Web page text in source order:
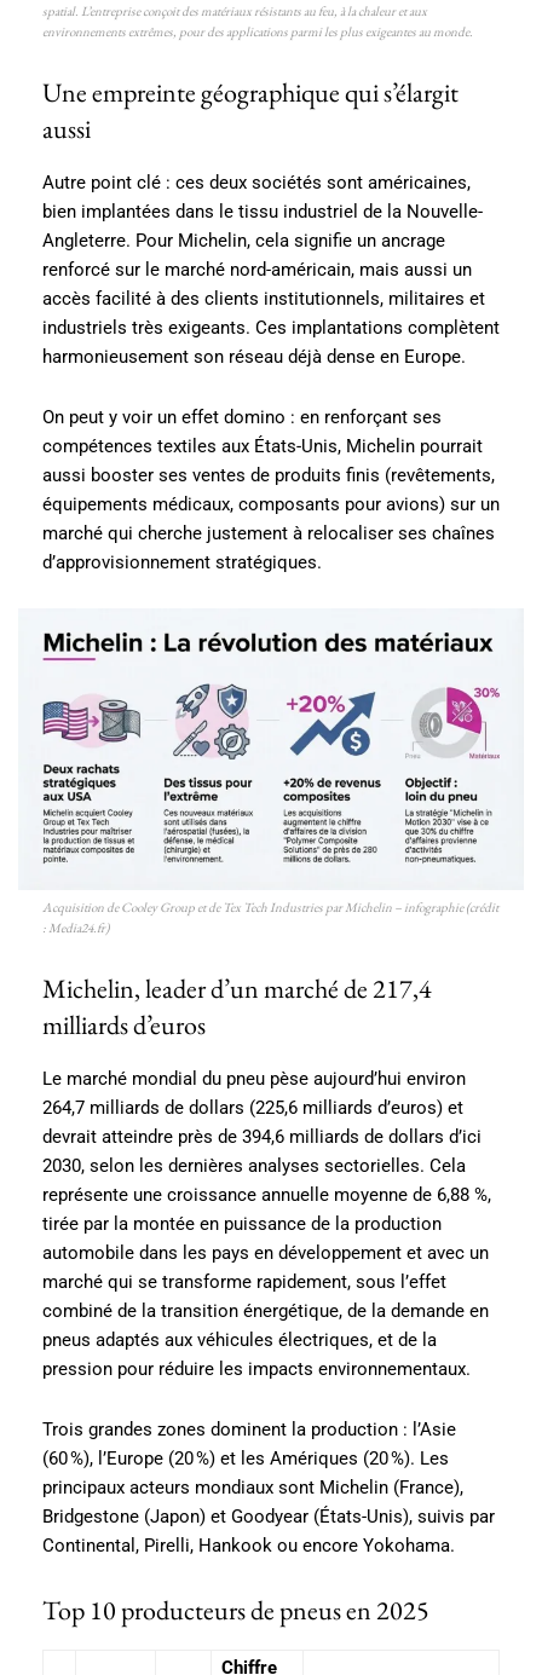
spatial. L’entreprise conçoit des matériaux résistants au feu, à la chaleur et aux
environnements extrêmes, pour des applications parmi les plus exigeantes au monde.
Une empreinte géographique qui s’élargit
aussi
Autre point clé : ces deux sociétés sont américaines,
bien implantées dans le tissu industriel de la Nouvelle-
Angleterre. Pour Michelin, cela signifie un ancrage
renforcé sur le marché nord-américain, mais aussi un
accès facilité à des clients institutionnels, militaires et
industriels très exigeants. Ces implantations complètent
harmonieusement son réseau déjà dense en Europe.
On peut y voir un effet domino : en renforçant ses
compétences textiles aux États-Unis, Michelin pourrait
aussi booster ses ventes de produits finis (revêtements,
équipements médicaux, composants pour avions) sur un
marché qui cherche justement à relocaliser ses chaînes
d’approvisionnement stratégiques.
Acquisition de Cooley Group et de Tex Tech Industries par Michelin – infographie (crédit
: Media24.fr)
Michelin, leader d’un marché de 217,4
milliards d’euros
Le marché mondial du pneu pèse aujourd’hui environ
264,7 milliards de dollars (225,6 milliards d’euros) et
devrait atteindre près de 394,6 milliards de dollars d’ici
2030, selon les dernières analyses sectorielles. Cela
représente une croissance annuelle moyenne de 6,88 %,
tirée par la montée en puissance de la production
automobile dans les pays en développement et avec un
marché qui se transforme rapidement, sous l’effet
combiné de la transition énergétique, de la demande en
pneus adaptés aux véhicules électriques, et de la
pression pour réduire les impacts environnementaux.
Trois grandes zones dominent la production : l’Asie
(60 %), l’Europe (20 %) et les Amériques (20 %). Les
principaux acteurs mondiaux sont Michelin (France),
Bridgestone (Japon) et Goodyear (États-Unis), suivis par
Continental, Pirelli, Hankook ou encore Yokohama.
Top 10 producteurs de pneus en 2025
Chiffre